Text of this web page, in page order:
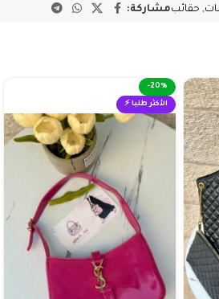
, حقائبمشاركة:
-20%
الأكثر طلبا ⚡